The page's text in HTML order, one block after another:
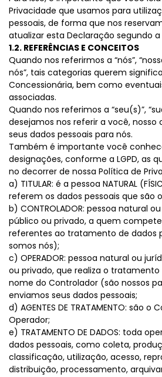
Privacidade que usamos para
pessoais, de forma que nos
atualizar esta Declaração segundo
1.2. REFERÊNCIAS E CONCEITOS
Quando nos referirmos a “nós”,
nós”, tais categorias querem
Concessionária, bem como
associadas.
Quando nos referimos a “seu(s)”,
desejamos nos referir a você,
seus dados pessoais para nós.
Também é importante você
designações, conforme a LGPD, as
no decorrer de nossa Política de
a) TITULAR: é a pessoa NATURAL
referem os dados pessoais que são
b) CONTROLADOR: pessoa natural
público ou privado, a quem
referentes ao tratamento de dados
somos nós);
c) OPERADOR: pessoa natural ou
ou privado, que realiza o tratamento
nome do Controlador (são nossos
enviamos seus dados pessoais;
d) AGENTES DE TRATAMENTO: são o
Operador;
e) TRATAMENTO DE DADOS: toda
dados pessoais, como coleta,
classificação, utilização, acesso,
distribuição, processamento,